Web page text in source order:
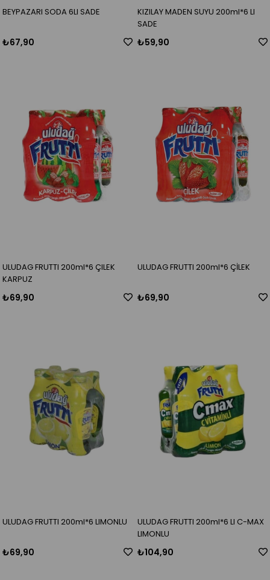
BEYPAZARI SODA 6LI SADE
₺67,90
KIZILAY MADEN SUYU 200ml*6 LI
SADE
₺59,90
ULUDAG FRUTTI 200ml*6 ÇILEK
KARPUZ
₺69,90
ULUDAG FRUTTI 200ml*6 ÇİLEK
₺69,90
ULUDAG FRUTTI 200ml*6 LIMONLU
₺69,90
ULUDAG FRUTTI 200ml*6 LI C-MAX
LIMONLU
₺104,90